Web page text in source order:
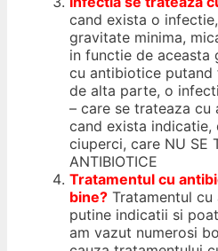
cand exista o
gravitate minima,
in functie de aceasta
cu antibiotice putand
de alta parte, o
– care se trateaza
cand exista indicatie,
ciuperci, care NU SE
ANTIBIOTICE
Tratamentul cu
bine? Tratamentul
putine indicatii si
am vazut numerosi